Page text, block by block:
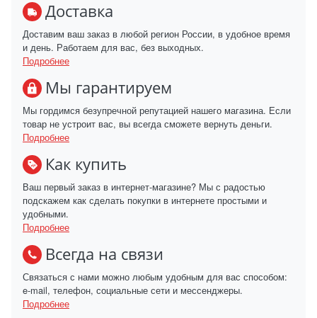
Доставка
Доставим ваш заказ в любой регион России, в удобное время
и день. Работаем для вас, без выходных.
Подробнее
Мы гарантируем
Мы гордимся безупречной репутацией нашего магазина. Если
товар не устроит вас, вы всегда сможете вернуть деньги.
Подробнее
Как купить
Ваш первый заказ в интернет-магазине? Мы с радостью
подскажем как сделать покупки в интернете простыми и
удобными.
Подробнее
Всегда на связи
Связаться с нами можно любым удобным для вас способом:
e-mail, телефон, социальные сети и мессенджеры.
Подробнее